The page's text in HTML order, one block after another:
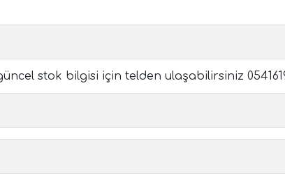
stok bilgisi için telden ulaşabilirsiniz